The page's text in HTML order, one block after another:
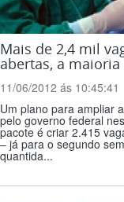
Mais de 2,4 mil
abertas, a
11/06/2012 ás 10:45:41
Um plano para ampliar
pelo governo federal
pacote é criar 2.415
– já para o segundo
quantida...